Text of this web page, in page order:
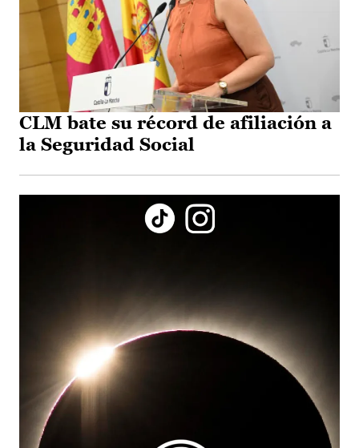
CLM bate su récord de afiliación a
la Seguridad Social